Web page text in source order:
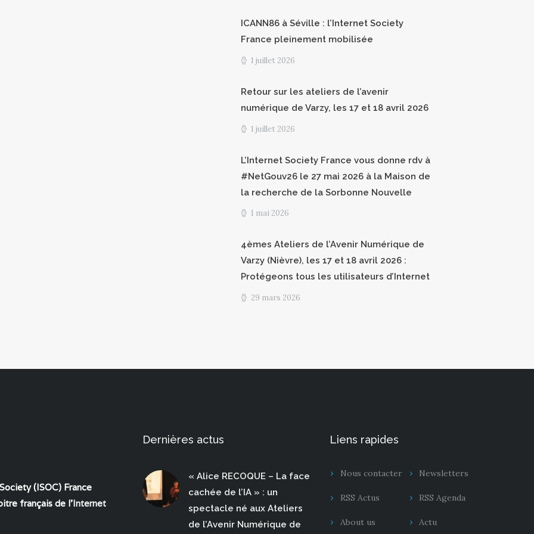
ICANN86 à Séville : l’Internet Society
France pleinement mobilisée
1 juillet 2026
Retour sur les ateliers de l’avenir
numérique de Varzy, les 17 et 18 avril 2026
1 juillet 2026
L’Internet Society France vous donne rdv à
#NetGouv26 le 27 mai 2026 à la Maison de
la recherche de la Sorbonne Nouvelle
1 mai 2026
4èmes Ateliers de l’Avenir Numérique de
Varzy (Nièvre), les 17 et 18 avril 2026 :
Protégeons tous les utilisateurs d’Internet
29 mars 2026
(ISOC) France
français de l'Internet
Dernières actus
« Alice RECOQUE – La face
cachée de l’IA » : un
spectacle né aux Ateliers
de l’Avenir Numérique de
Liens rapides
Nous contacter Newsletters
RSS Actus RSS Agenda
About us Actu